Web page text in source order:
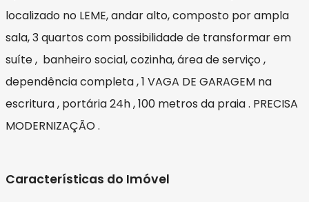
localizado no LEME, andar alto, composto por ampla
sala, 3 quartos com possibilidade de transformar em
suíte , banheiro social, cozinha, área de serviço ,
dependência completa , 1 VAGA DE GARAGEM na
escritura , portária 24h , 100 metros da praia . PRECISA
MODERNIZAÇÃO .
Características do Imóvel